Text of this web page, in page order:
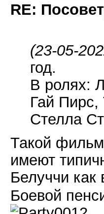
RE:
(23-05-
год.
В ролях:
Гай
Стелла
Такой фильм
имеют
Белуччи как
Боевой